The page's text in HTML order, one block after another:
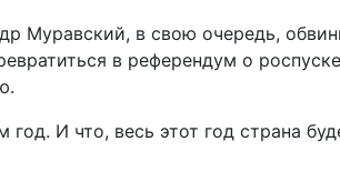
Муравский, в свою очередь,
в референдум о
И что, весь этот год страна